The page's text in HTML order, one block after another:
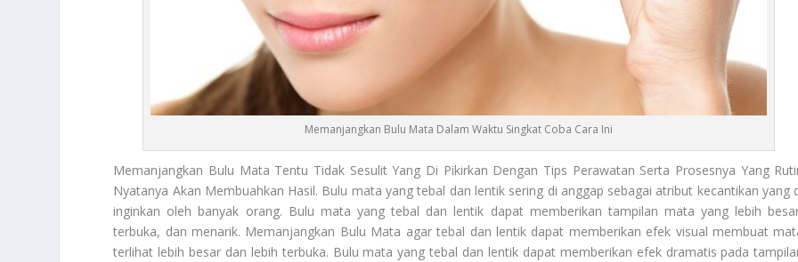
Memanjangkan Bulu Mata Dalam Waktu Singkat Coba Cara Ini
Memanjangkan Bulu Mata Tentu Tidak Sesulit Yang Di Pikirkan Dengan Tips Perawatan Serta Prosesnya Yang
Nyatanya Akan Membuahkan Hasil. Bulu mata yang tebal dan lentik sering di anggap sebagai atribut kecantikan yang
inginkan oleh banyak orang. Bulu mata yang tebal dan lentik dapat memberikan tampilan mata yang lebih
terbuka, dan menarik. Memanjangkan Bulu Mata agar tebal dan lentik dapat memberikan efek visual membuat
terlihat lebih besar dan lebih terbuka. Bulu mata yang tebal dan lentik dapat memberikan efek dramatis pada